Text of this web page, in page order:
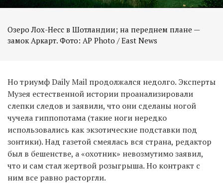
Озеро Лох-Несс в Шотландии; на переднем плане —
замок Аркарт. Фото: AP Photo / East News
Но триумф Daily Mail продолжался недолго. Эксперты
Музея естественной истории проанализировали
слепки следов и заявили, что они сделаны ногой
чучела гиппопотама (такие ноги нередко
использовались как экзотические подставки под
зонтики). Над газетой смеялась вся страна, редактор
был в бешенстве, а «охотник» невозмутимо заявил,
что и сам стал жертвой розыгрыша. Но контракт с
ним все равно расторгли.